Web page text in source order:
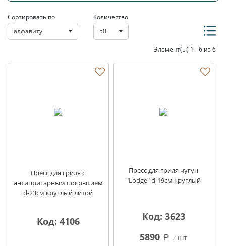
Сортировать по
алфавиту
Количество
50
Элемент(ы) 1 - 6 из 6
Пресс для гриля с
антипригарным покрытием
d-23см круглый литой
Код: 4106
Пресс для гриля чугун
"Lodge" d-19см круглый
Код: 3623
5890 q шт